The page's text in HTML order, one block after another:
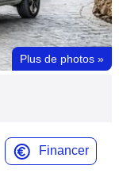
Plus de photos »
Financer